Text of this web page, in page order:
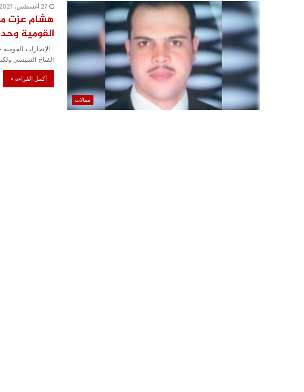
مقالات
27 أغسطس، 2021
هشام عزت
القومية
الإنجازات
الفتاح السيسي
أكمل القراءة »